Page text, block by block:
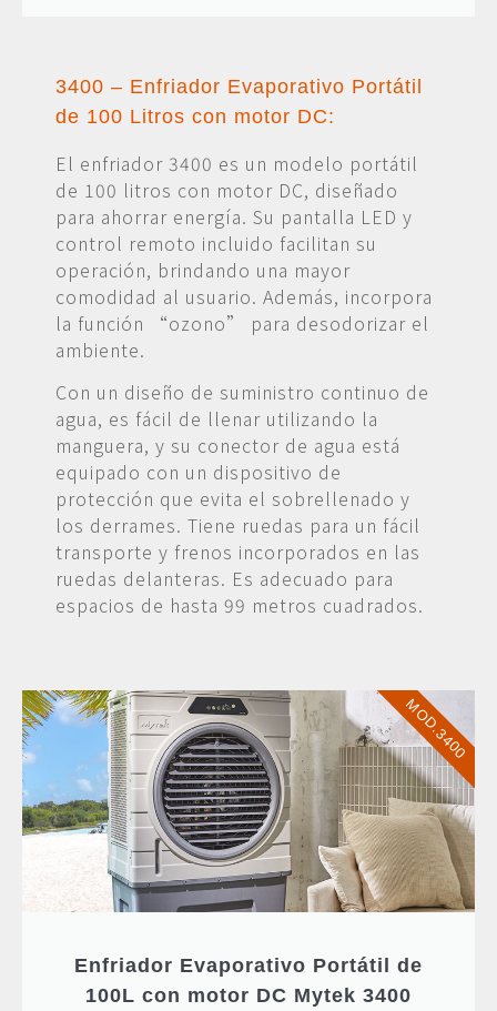
3400 – Enfriador Evaporativo Portátil
de 100 Litros con motor DC:
El enfriador 3400 es un modelo portátil
de 100 litros con motor DC, diseñado
para ahorrar energía. Su pantalla LED y
control remoto incluido facilitan su
operación, brindando una mayor
comodidad al usuario. Además, incorpora
la función “ozono” para desodorizar el
ambiente.
Con un diseño de suministro continuo de
agua, es fácil de llenar utilizando la
manguera, y su conector de agua está
equipado con un dispositivo de
protección que evita el sobrellenado y
los derrames. Tiene ruedas para un fácil
transporte y frenos incorporados en las
ruedas delanteras. Es adecuado para
espacios de hasta 99 metros cuadrados.
Enfriador Evaporativo Portátil de
100L con motor DC Mytek 3400
MOD.3400